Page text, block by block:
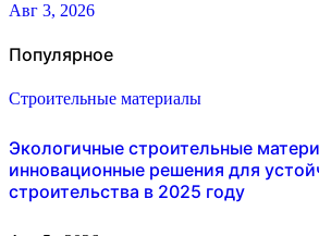
Авг 3, 2026
Популярное
Строительные материалы
Экологичные строительные
инновационные решения для
строительства в 2025 году